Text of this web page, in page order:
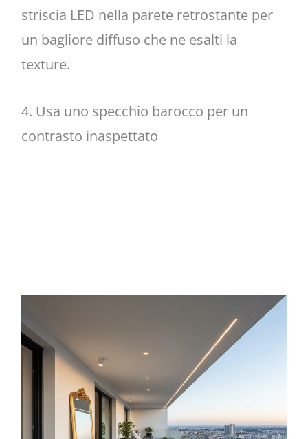
striscia LED nella parete retrostante per
un bagliore diffuso che ne esalti la
texture.
4. Usa uno specchio barocco per un
contrasto inaspettato